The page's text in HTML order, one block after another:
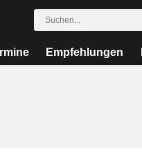
Empfehlungen